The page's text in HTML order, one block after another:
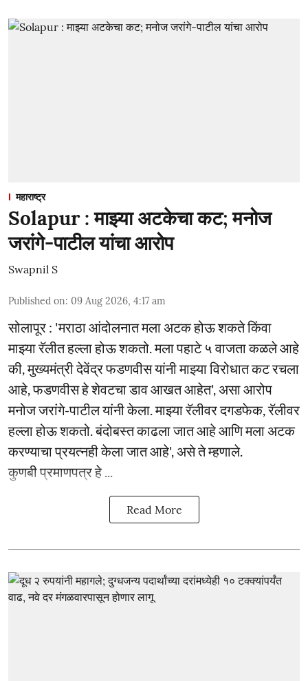
महाराष्ट्र
Solapur : माझ्या अटकेचा कट; मनोज
जरांगे-पाटील यांचा आरोप
Swapnil S
Published on: 09 Aug 2026, 4:17 am
सोलापूर : 'मराठा आंदोलनात मला अटक होऊ शकते किंवा
माझ्या रॅलीत हल्ला होऊ शकतो. मला पहाटे ५ वाजता कळले आहे
की, मुख्यमंत्री देवेंद्र फडणवीस यांनी माझ्या विरोधात कट रचला
आहे, फडणवीस हे शेवटचा डाव आखत आहेत', असा आरोप
मनोज जरांगे-पाटील यांनी केला. माझ्या रॅलीवर दगडफेक, रॅलीवर
हल्ला होऊ शकतो. बंदोबस्त काढला जात आहे आणि मला अटक
करण्याचा प्रयत्नही केला जात आहे', असे ते म्हणाले.
कुणबी प्रमाणपत्र हे ...
Read More